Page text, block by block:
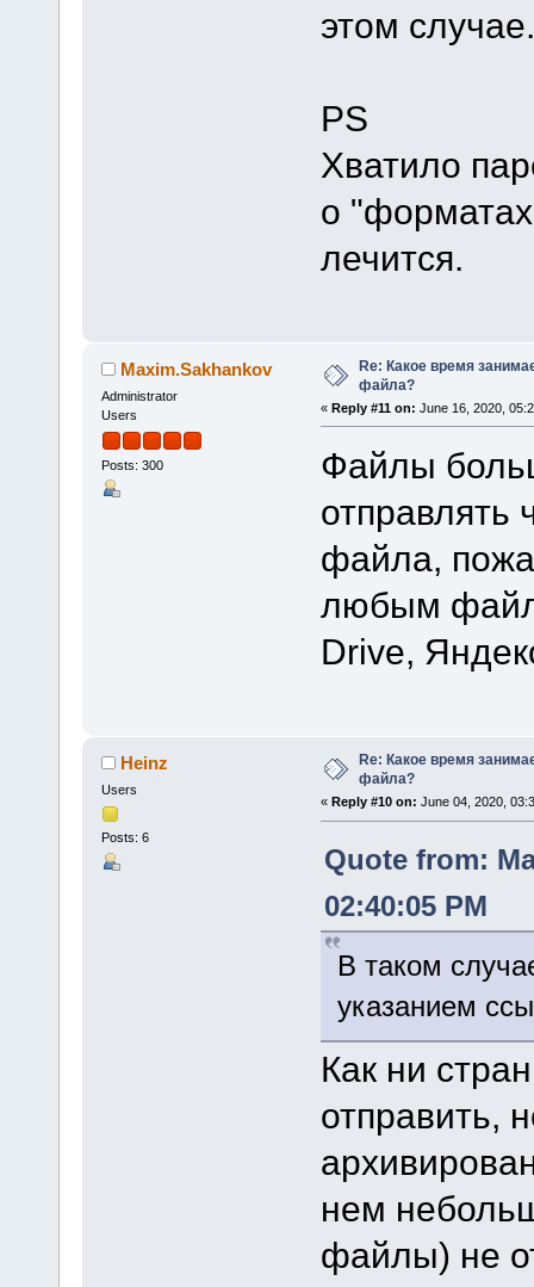
этом случае.
PS
Хватило
о
лечится.
Maxim.Sakhankov
Administrator
Users
Posts: 300
Re: Какое время
файла?
« Reply #11 on: June 16, 2020,
Файлы
отправлять
файла,
любым
Drive,
Heinz
Users
Posts: 6
Re: Какое время
файла?
« Reply #10 on: June 04, 2020,
Quote from:
02:40:05 PM
В таком
указанием
Как ни
отправить,
нем
файлы) не